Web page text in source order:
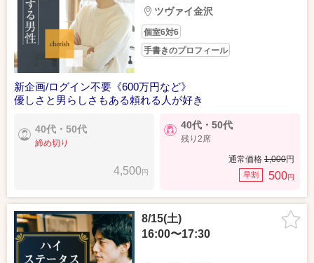
ツヴァイ金沢
個室6対6
手書きのプロフィール
新企画/ログイン不要《600万円など》
優しさと男らしさもある頼れる人が好き
40代・50代
締め切り
4,500円
40代・50代
残り2席
通常価格 1,000円
早割 500円
8/15(土)
16:00〜17:30